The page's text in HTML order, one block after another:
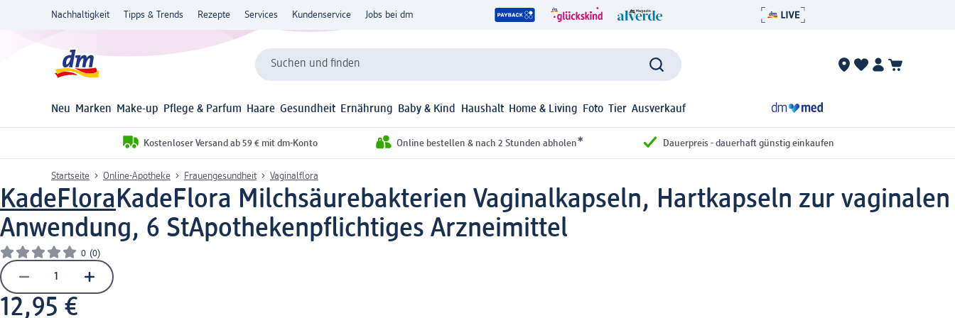
Nachhaltigkeit Tipps & Trends Rezepte Services Kundenservice Jobs bei dm
Suchen und finden
Neu Marken Make-up Pflege & Parfum Haare Gesundheit Ernährung Baby & Kind Haushalt Home & Living Foto Tier Ausverkauf
Kostenloser Versand ab 59 € mit dm-Konto Online bestellen & nach 2 Stunden abholen* Dauerpreis - dauerhaft günstig einkaufen
Startseite Online-Apotheke Frauengesundheit Vaginalflora
KadeFloraKadeFlora Milchsäurebakterien Vaginalkapseln, Hartkapseln zur vaginalen
Anwendung, 6 StApothekenpflichtiges Arzneimittel
0 (0)
12,95 €